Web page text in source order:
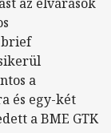
brief
a
és egy-két
a BME GTK